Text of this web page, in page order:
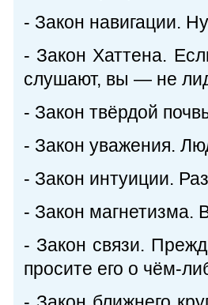
- Закон навигации.
- Закон Хаттена.
слушают, вы — не
- Закон твёрдой
- Закон уважения.
- Закон интуиции.
- Закон магнетизма.
- Закон связи.
просите его о чём-